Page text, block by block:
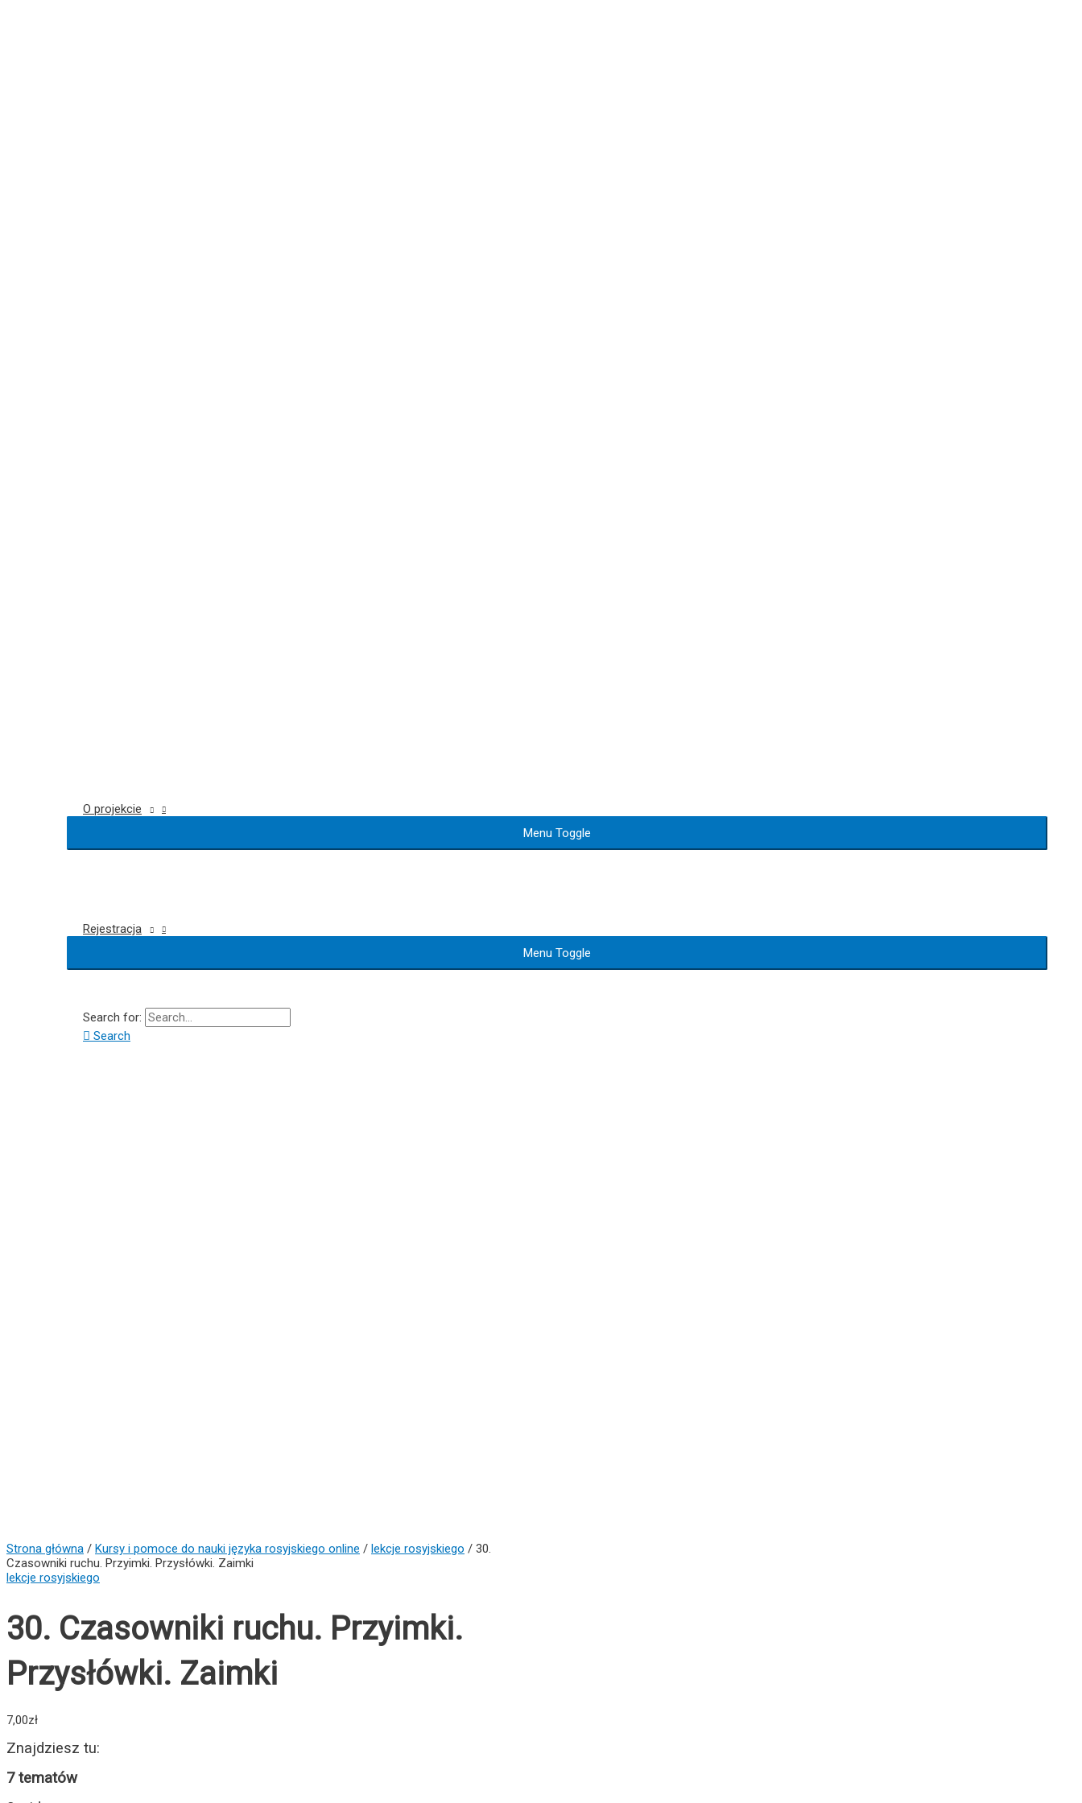
O projekcie
Menu Toggle
Rejestracja
Menu Toggle
Search for:
Search
Strona główna / Kursy i pomoce do nauki języka rosyjskiego online / lekcje rosyjskiego / 30.
Czasowniki ruchu. Przyimki. Przysłówki. Zaimki
lekcje rosyjskiego
30. Czasowniki ruchu. Przyimki.
Przysłówki. Zaimki
7,00zł
Znajdziesz tu:
7 tematów